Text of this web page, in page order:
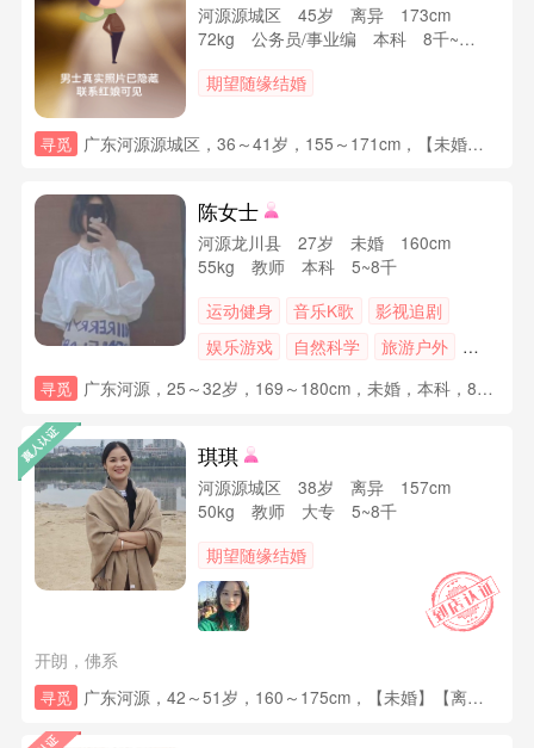
河源源城区 45岁 离异 173cm
72kg 公务员/事业编 本科 8千~1
期望随缘结婚
寻觅 广东河源源城区，36～41岁，155～171cm，【未婚】【离异】【丧偶】【其他】，【高中】【大专】【本科】【学历】，【8千~1万】【/不固定】【有稳定收入】，房子无要求，小车无要求，情况
陈女士
河源龙川县 27岁 未婚 160cm
55kg 教师 本科 5~8千
运动健身
音乐K歌
影视追剧
娱乐游戏
自然科学
旅游户外
阅读写作
养花种菜
寻觅 广东河源，25～32岁，169～180cm，未婚，本科，8千~1万，已购房(无贷款)，小车无要求，未育，其他要求：性格好，体制内，父母有退休金的
琪琪
河源源城区 38岁 离异 157cm
50kg 教师 大专 5~8千
期望随缘结婚
开朗，佛系
寻觅 广东河源，42～51岁，160～175cm，【未婚】【离异】【丧偶】【其他】，【高中】【大专】，【8千~1万】【1~2万】，已购房(无贷款)，已购车(中档型)，情况，其他要求：会做饭，不喝酒不赌博，没有冷暴力，或者暴力行为